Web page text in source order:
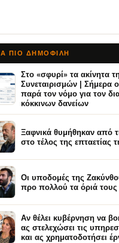
ΠΙΟ ΔΗΜΟΦΙΛΉ
Στο «σφυρί» τα ακίνητα
Συνεταιρισμών | Σήμερα
παρά τον νόμο για τον
κόκκινων δανείων
Ξαφνικά θυμήθηκαν από
στο τέλος της επταετίας
Οι υποδομές της
προ πολλού τα όριά τους
Αν θέλει κυβέρνηση να
ας στελεχώσει τις
και ας χρηματοδοτήσει